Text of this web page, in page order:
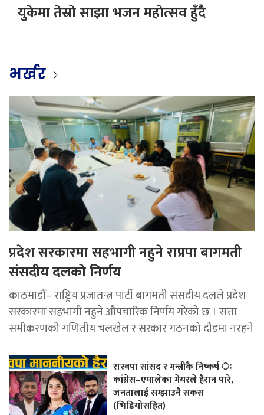
युकेमा तेस्रो साझा भजन महोत्सव हुँदै
भर्खर
प्रदेश सरकारमा सहभागी नहुने राप्रपा बागमती
संसदीय दलको निर्णय
काठमाडौं– राष्ट्रिय प्रजातन्त्र पार्टी बागमती संसदीय दलले प्रदेश
सरकारमा सहभागी नहुने औपचारिक निर्णय गरेको छ । सत्ता
समीकरणको गणितीय चलखेल र सरकार गठनको दौडमा नरहने
रास्वपा सांसद र मन्त्रीकै निष्कर्ष ः
कांग्रेस–एमालेका मेयरले हैरान पारे,
जनतालाई सम्झाउनै सकस
(भिडियोसहित)